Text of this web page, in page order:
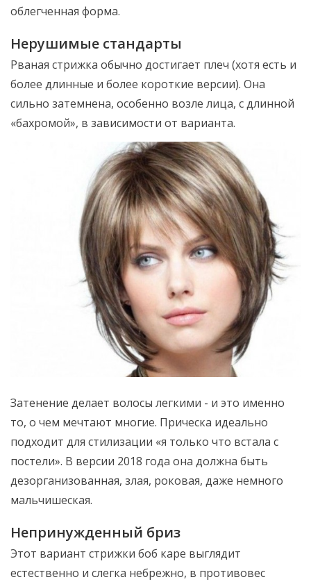
облегченная форма.
Нерушимые стандарты
Рваная стрижка обычно достигает плеч (хотя есть и
более длинные и более короткие версии). Она
сильно затемнена, особенно возле лица, с длинной
«бахромой», в зависимости от варианта.
Затенение делает волосы легкими - и это именно
то, о чем мечтают многие. Прическа идеально
подходит для стилизации «я только что встала с
постели». В версии 2018 года она должна быть
дезорганизованная, злая, роковая, даже немного
мальчишеская.
Непринужденный бриз
Этот вариант стрижки боб каре выглядит
естественно и слегка небрежно, в противовес